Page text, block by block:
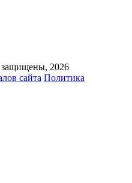
2026
сайта Политика